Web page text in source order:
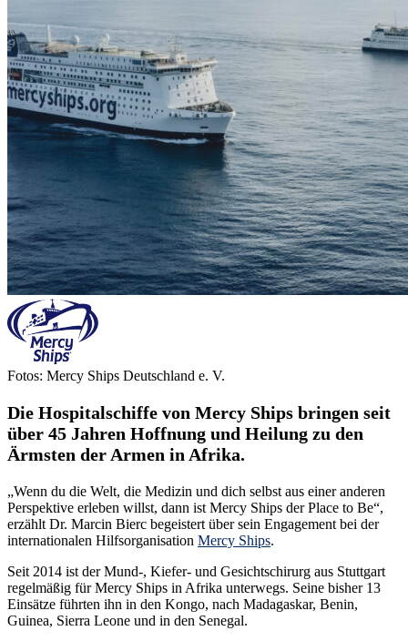
Fotos: Mercy Ships Deutschland e. V.
Die Hospitalschiffe von Mercy Ships bringen seit
über 45 Jahren Hoffnung und Heilung zu den
Ärmsten der Armen in Afrika.
„Wenn du die Welt, die Medizin und dich selbst aus einer anderen
Perspektive erleben willst, dann ist Mercy Ships der Place to Be“,
erzählt Dr. Marcin Bierc begeistert über sein Engagement bei der
internationalen Hilfsorganisation Mercy Ships.
Seit 2014 ist der Mund-, Kiefer- und Gesichtschirurg aus Stuttgart
regelmäßig für Mercy Ships in Afrika unterwegs. Seine bisher 13
Einsätze führten ihn in den Kongo, nach Madagaskar, Benin,
Guinea, Sierra Leone und in den Senegal.